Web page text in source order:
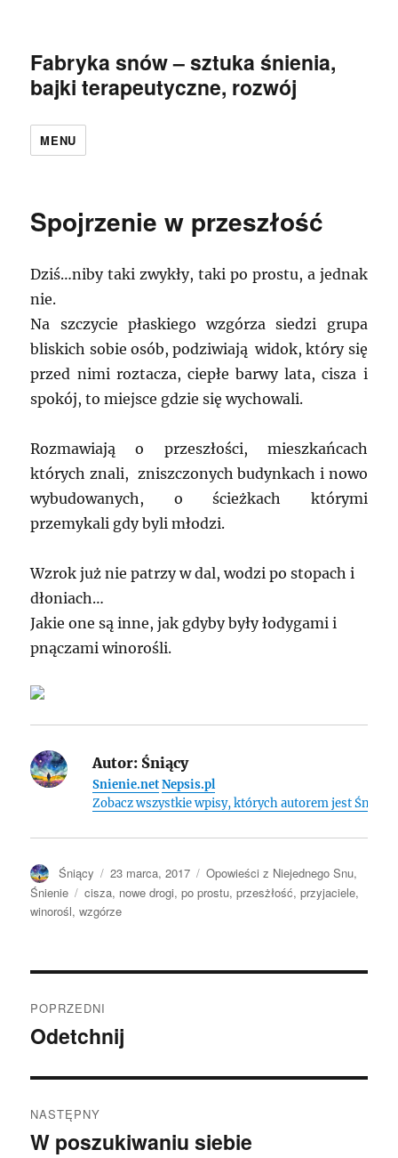
Fabryka snów – sztuka śnienia,
bajki terapeutyczne, rozwój
MENU
Spojrzenie w przeszłość
Dziś…niby taki zwykły, taki po prostu, a jednak
nie.
Na szczycie płaskiego wzgórza siedzi grupa
bliskich sobie osób, podziwiają widok, który się
przed nimi roztacza, ciepłe barwy lata, cisza i
spokój, to miejsce gdzie się wychowali.
Rozmawiają o przeszłości, mieszkańcach
których znali, zniszczonych budynkach i nowo
wybudowanych, o ścieżkach którymi
przemykali gdy byli młodzi.
Wzrok już nie patrzy w dal, wodzi po stopach i
dłoniach…
Jakie one są inne, jak gdyby były łodygami i
pnączami winorośli.
Autor: Śniący
Snienie.net Nepsis.pl
Zobacz wszystkie wpisy, których autorem jest Śniący
Autor
Śniący Opublikowano
23 marca, 2017 Kategorie
Opowieści z Niejednego Snu,
Śnienie
Tagi
cisza, nowe drogi,po prostu,przesżłość,przyjaciele,
winorośl,wzgórze
wpisu
POPRZEDNI
Poprzedni
Odetchnij
NASTĘPNY
Następny
W poszukiwaniu siebie